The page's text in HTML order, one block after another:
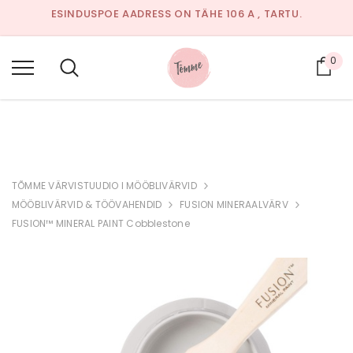
ESINDUSPOE AADRESS ON TÄHE 106 A , TARTU.
AVATUD:JUULIKUUS EELNEVAL KOKKULEPPEL TELEFONIL
53326649 VÕI E-MAILI TEEL.
INFO@TOMME.EE
0
TÕMME VÄRVISTUUDIO I MÖÖBLIVÄRVID
MÖÖBLIVÄRVID & TÖÖVAHENDID
FUSION MINERAALVÄRV
FUSION™ MINERAL PAINT Cobblestone